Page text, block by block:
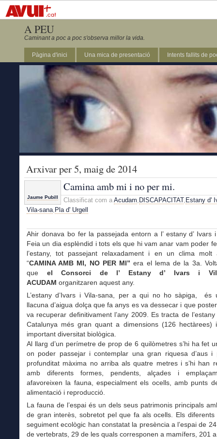
A PEU
Caminant a poc a poc s'observa millor la vida.
Pàgina d'inici Una mica de presentació Intents fallits de
Arxivar per 5, maig de 2014
Jaume Pubill
Camina amb mi i no per mi.
Classificat com a Acudam, DISCAPACITAT, Estany d'
Vila-sana, Pla d' Urgell
Ahir donava bo fer la passejada entorn a l’ estany d’ Ivars
Feia un dia esplèndid i tots els que hi vam anar vam poder
l’estany, tot passejant relaxadament i en un clima molt
“CAMINA AMB MI, NO PER MI” era el lema de la 3a.
que el Consorci de l’ Estany d’ Ivars i
ACUDAM organitzaren aquest any.
L’estany d’Ivars i Vila-sana, per a qui no ho sàpiga, és
llacuna d’aigua dolça que fa anys es va dessecar i que
va recuperar definitivament l’any 2009. Es tracta de
Catalunya més gran quant a dimensions (126 hectàrees)
important diversitat biològica.
Al llarg d’un perímetre de prop de 6 quilòmetres s’hi ha fet
on poder passejar i contemplar una gran riquesa d’aus i
profunditat màxima no arriba als quatre metres i s’hi han
amb diferents formes, pendents, alçades i
afavoreixen la fauna, especialment els ocells, amb punts
alimentació i reproducció.
La fauna de l’espai és un dels seus patrimonis principals
de gran interès, sobretot pel que fa als ocells. Els diferents
seguiment ecològic han constatat la presència a l’espai de
de vertebrats, 29 de les quals corresponen a mamífers, 201